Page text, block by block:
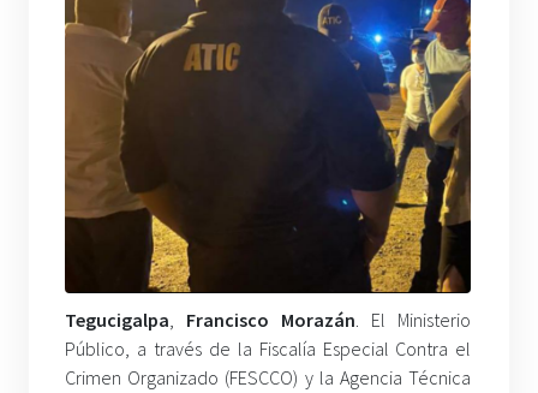
Tegucigalpa, Francisco Morazán. El Ministerio
Público, a través de la Fiscalía Especial Contra el
Crimen Organizado (FESCCO) y la Agencia Técnica